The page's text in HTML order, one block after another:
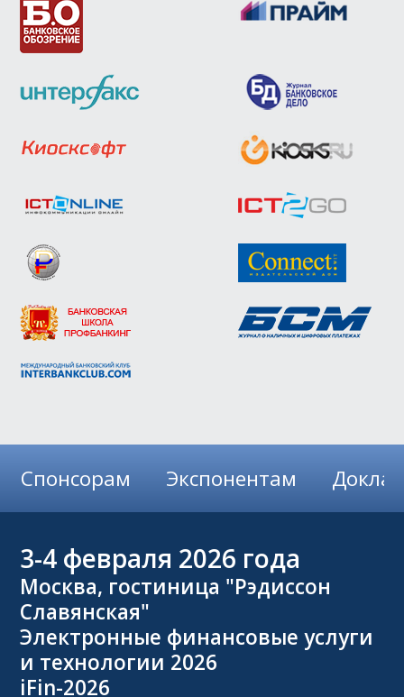
Спонсорам Экспонентам
3-4 февраля 2026 года
Москва, гостиница "Рэдиссон
Славянская"
Электронные финансовые услуги
и технологии 2026
iFin-2026